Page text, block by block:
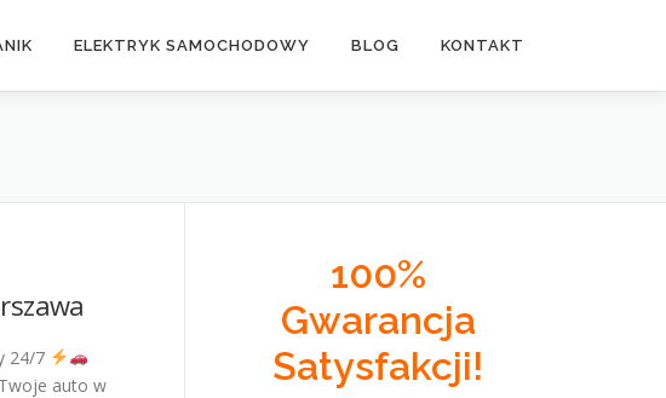
ELEKTRYK SAMOCHODOWY BLOG KONTAKT
24/7
auto w
100%
Gwarancja
Satysfakcji!